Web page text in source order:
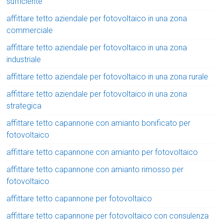
affittare tetto aziendale per fotovoltaico in una zona
commerciale
affittare tetto aziendale per fotovoltaico in una zona
industriale
affittare tetto aziendale per fotovoltaico in una zona rurale
affittare tetto aziendale per fotovoltaico in una zona
strategica
affittare tetto capannone con amianto bonificato per
fotovoltaico
affittare tetto capannone con amianto per fotovoltaico
affittare tetto capannone con amianto rimosso per
fotovoltaico
affittare tetto capannone per fotovoltaico
affittare tetto capannone per fotovoltaico con consulenza